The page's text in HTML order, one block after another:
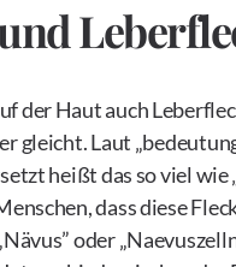
der Haut auch
gleicht. Laut
heißt das so viel
dass diese
oder